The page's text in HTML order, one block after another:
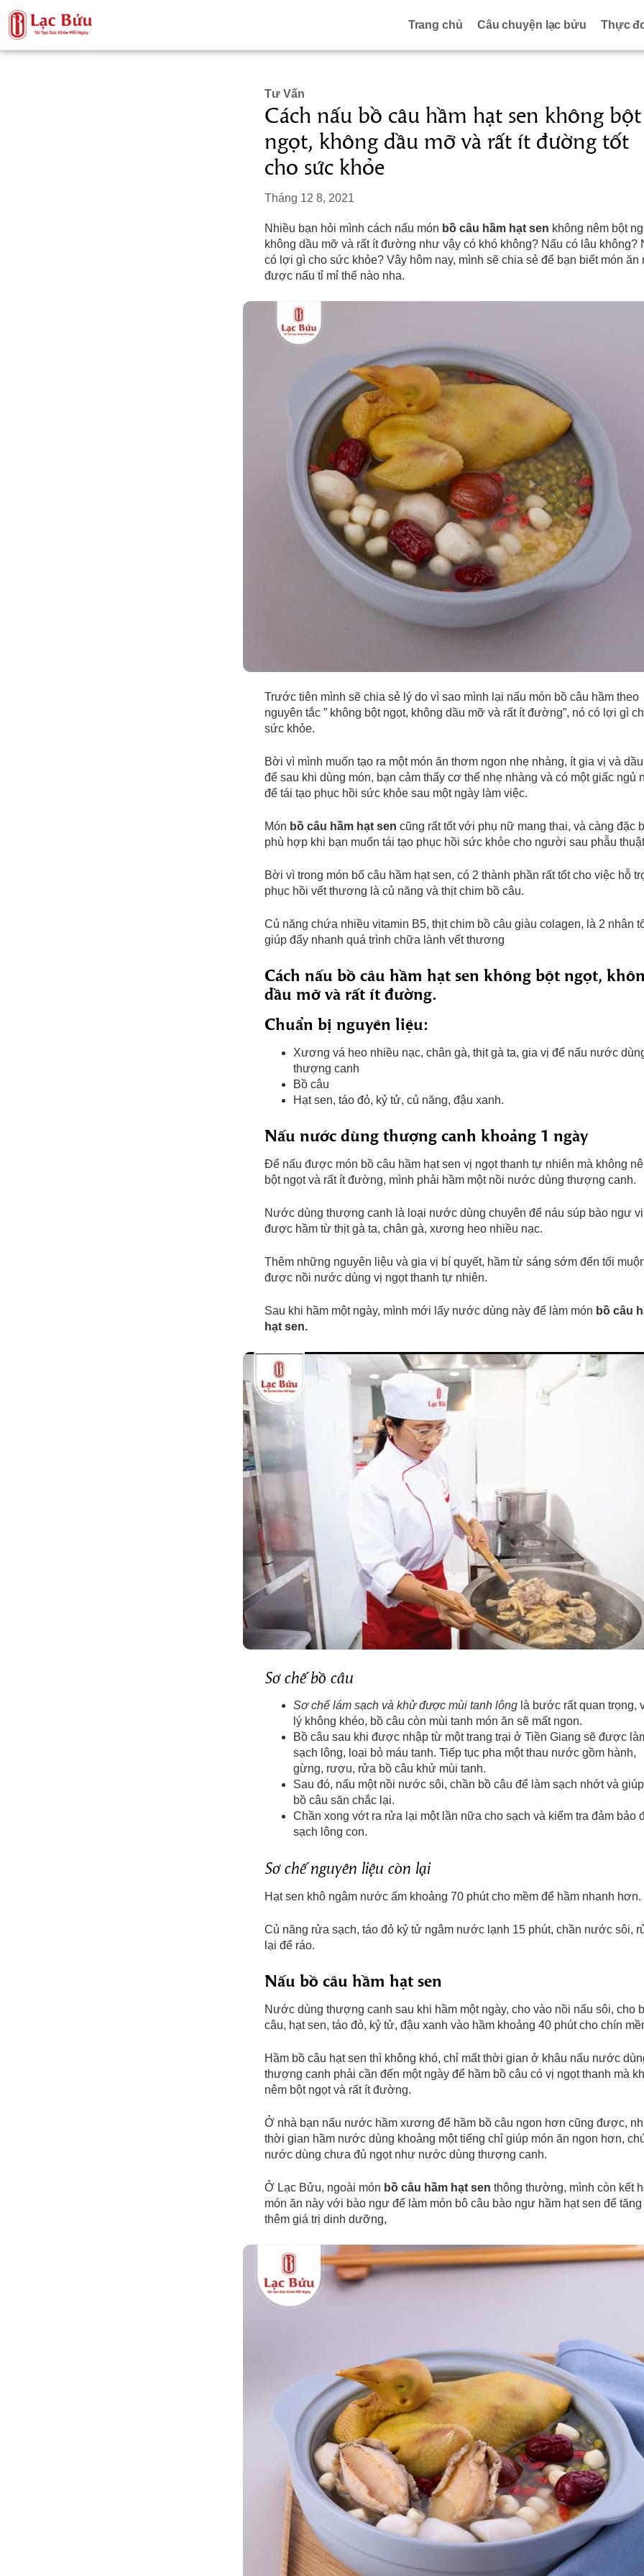
Trang chủ Câu chuyện lạc bửu Thực
Tư Vấn
Cách nấu bồ câu hầm hạt sen không bột
ngọt, không dầu mỡ và rất ít đường tốt
cho sức khỏe
Tháng 12 8, 2021
Nhiều bạn hỏi mình cách nấu món bồ câu hầm hạt sen không nêm bột
không dầu mỡ và rất ít đường như vậy có khó không? Nấu có lâu không?
có lợi gì cho sức khỏe? Vây hôm nay, mình sẽ chia sẻ để bạn biết món ăn
được nấu tỉ mỉ thế nào nha.
Trước tiên mình sẽ chia sẻ lý do vì sao mình lại nấu món bồ câu hầm theo
nguyên tắc ” không bột ngọt, không dầu mỡ và rất ít đường”, nó có lợi gì
sức khỏe.
Bời vì mình muốn tạo ra một món ăn thơm ngon nhẹ nhàng, ít gia vị và
để sau khi dùng món, bạn cảm thấy cơ thể nhẹ nhàng và có một giấc ngủ
để tái tạo phục hồi sức khỏe sau một ngày làm việc.
Món bồ câu hầm hạt sen cũng rất tốt với phụ nữ mang thai, và càng đặc
phù hợp khi bạn muốn tái tạo phục hồi sức khỏe cho người sau phẫu
Bời vì trong món bố câu hầm hạt sen, có 2 thành phần rất tốt cho việc hỗ
phục hồi vết thương là củ năng và thịt chim bồ câu.
Củ năng chứa nhiều vitamin B5, thịt chim bồ câu giàu colagen, là 2 nhân
giúp đẩy nhanh quá trình chữa lành vết thương
Cách nấu bồ câu hầm hạt sen không bột ngọt,
dầu mỡ và rất ít đường.
Chuẩn bị nguyên liệu:
Xương vá heo nhiều nạc, chân gà, thịt gà ta, gia vị để nấu nước
thượng canh
Bồ câu
Hạt sen, táo đỏ, kỷ tử, củ năng, đậu xanh.
Nấu nước dùng thượng canh khoảng 1 ngày
Để nấu được món bồ câu hầm hạt sen vị ngọt thanh tự nhiên mà không
bột ngọt và rất ít đường, mình phải hầm một nồi nước dùng thượng canh.
Nước dùng thượng canh là loại nước dùng chuyên để náu súp bào ngư
được hầm từ thịt gà ta, chân gà, xương heo nhiều nạc.
Thêm những nguyên liệu và gia vị bí quyết, hầm từ sáng sớm đến tối
được nồi nước dùng vị ngọt thanh tự nhiên.
Sau khi hầm một ngày, mình mới lấy nước dùng này để làm món bồ câu
hạt sen.
Sơ chế bồ câu
Sơ chế lám sạch và khử được mùi tanh lônglà bước rất quan trọng,
lý không khéo, bồ câu còn mùi tanh món ăn sẽ mất ngon.
Bồ câu sau khi được nhập từ một trang trại ở Tiền Giang sẽ được
sạch lông, loại bỏ máu tanh. Tiếp tục pha một thau nước gồm hành,
gừng, rượu, rửa bồ câu khử mùi tanh.
Sau đó, nấu một nồi nước sôi, chần bồ câu để làm sạch nhớt và
bồ câu săn chắc lại.
Chần xong vớt ra rửa lại một lần nữa cho sạch và kiểm tra đảm bảo
sạch lông con.
Sơ chế nguyên liệu còn lại
Hạt sen khô ngâm nước ấm khoảng 70 phút cho mềm để hầm nhanh hơn.
Củ năng rửa sạch, táo đỏ kỷ tử ngâm nước lạnh 15 phút, chần nước sôi,
lại để ráo.
Nấu bồ câu hầm hạt sen
Nước dùng thượng canh sau khi hầm một ngày, cho vào nồi nấu sôi, cho
câu, hạt sen, táo đỏ, kỷ tử, đậu xanh vào hầm khoảng 40 phút cho chín
Hầm bồ câu hạt sen thì không khó, chỉ mất thời gian ở khâu nấu nước
thượng canh phải cần đến một ngày để hầm bồ câu có vị ngọt thanh mà
nêm bột ngọt và rất ít đường.
Ở nhà bạn nấu nước hầm xương để hầm bồ câu ngon hơn cũng được,
thời gian hầm nước dùng khoảng một tiếng chỉ giúp món ăn ngon hơn,
nước dùng chưa đủ ngọt như nước dùng thượng canh.
Ở Lạc Bửu, ngoài món bồ câu hầm hạt sen thông thường, mình còn kết
món ăn này với bào ngư để làm món bô câu bào ngư hầm hạt sen để tăng
thêm giá trị dinh dưỡng,